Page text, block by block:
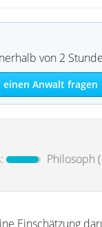
von 2
einen Anwalt fragen
Philosoph
Einschätzung